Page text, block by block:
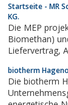
Startseite - MR
KG.
Die MEP
Biomethan) und
biotherm
Die biotherm
Unternehmensgruppe, die sich